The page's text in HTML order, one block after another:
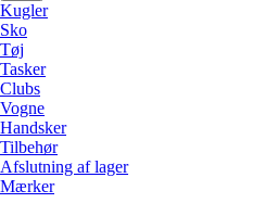
Kugler
Sko
Tøj
Tasker
Clubs
Vogne
Handsker
Tilbehør
Afslutning af lager
Mærker